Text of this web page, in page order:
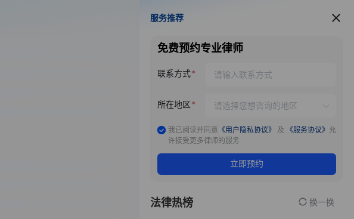
服务推荐
服务推荐
免费预约专业律师
联系方式
所在地区
我已阅读并同意 《用户隐私协议》 及 《服务协议》 允
许接受更多律师的服务
立即预约
法律热榜 换一换